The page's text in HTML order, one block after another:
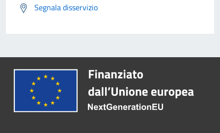
Segnala disservizio